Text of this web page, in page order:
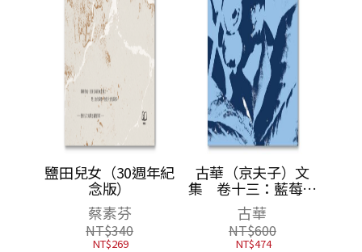
古華（京夫子）文
集 卷十三：藍莓莊
園
古華
NT$600
NT$474